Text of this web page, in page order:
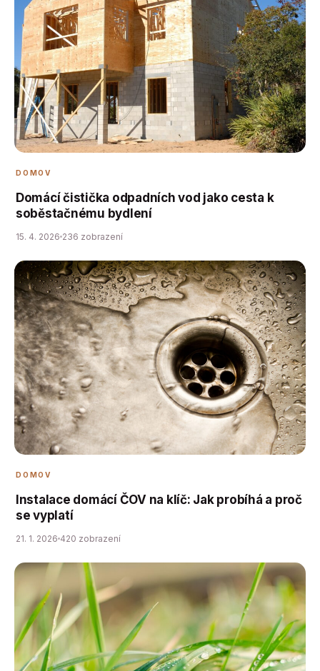
DOMOV
Domácí čistička odpadních vod jako cesta k
soběstačnému bydlení
15. 4. 2026 236 zobrazení
DOMOV
Instalace domácí ČOV na klíč: Jak probíhá a proč
se vyplatí
21. 1. 2026 420 zobrazení